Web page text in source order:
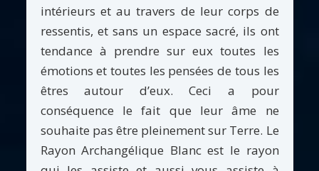
intérieurs et au travers de leur corps de
ressentis, et sans un espace sacré, ils ont
tendance à prendre sur eux toutes les
émotions et toutes les pensées de tous les
êtres autour d’eux. Ceci a pour
conséquence le fait que leur âme ne
souhaite pas être pleinement sur Terre. Le
Rayon Archangélique Blanc est le rayon